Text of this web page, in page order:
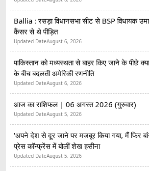
Ballia : रसड़ा विधानसभा सीट से BSP विधायक
कैंसर से थे पीड़ित
Updated DateAugust 6, 2026
पाकिस्तान को मध्यस्थता से बाहर किए जाने के पीछे
के बीच बदलती अमेरिकी रणनीति
Updated DateAugust 6, 2026
आज का राशिफल | 06 अगस्त 2026 (गुरुवार)
Updated DateAugust 5, 2026
'अपने देश से दूर जाने पर मजबूर किया गया, मैं फिर
प्रेस कॉन्फ्रेंस में बोलीं शेख हसीना
Updated DateAugust 5, 2026